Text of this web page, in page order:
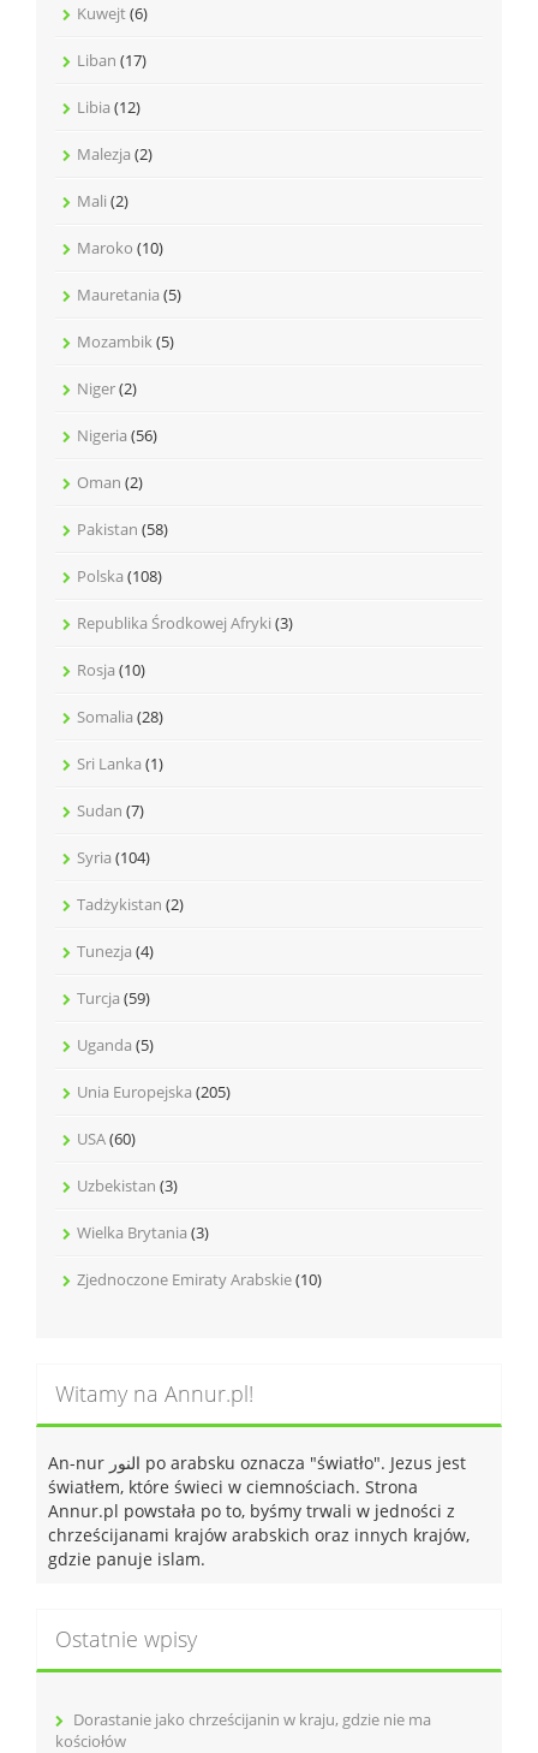
Kuwejt(6)
Liban (17)
Libia (12)
Malezja (2)
Mali (2)
Maroko (10)
Mauretania (5)
Mozambik(5)
Niger(2)
Nigeria (56)
Oman (2)
Pakistan (58)
Polska (108)
Republika Środkowej Afryki (3)
Rosja (10)
Somalia (28)
Sri Lanka (1)
Sudan (7)
Syria (104)
Tadżykistan (2)
Tunezja (4)
Turcja (59)
Uganda (5)
Unia Europejska (205)
USA(60)
Uzbekistan (3)
Wielka Brytania (3)
Zjednoczone Emiraty Arabskie(10)
Witamy na Annur.pl!
An-nur النور po arabsku oznacza "światło". Jezus jest
światłem, które świeci w ciemnościach. Strona
Annur.pl powstała po to, byśmy trwali w jedności z
chrześcijanami krajów arabskich oraz innych krajów,
gdzie panuje islam.
Ostatnie wpisy
Dorastanie jako chrześcijanin w kraju, gdzie nie ma
kościołów